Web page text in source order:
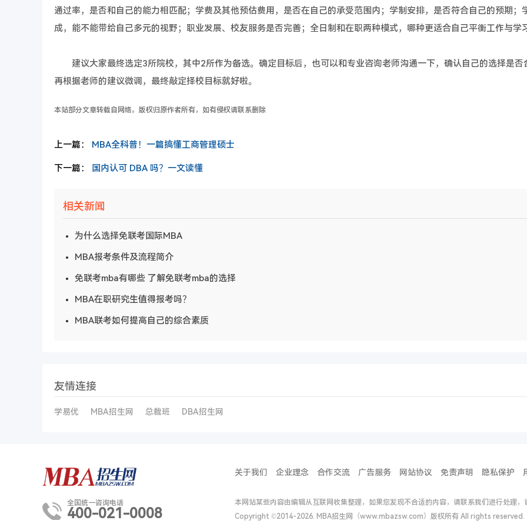
通过率，是否和自己的能力相匹配；学费及其他预估费用，是否在自己的承受范围内；学制安排，是否符合自己的预期；
成，能不能带给自己多元的视野；职业发展、校友服务是否完善；全日制和在职两种模式，哪种更适合自己平衡工作与学
建议大家最终选定3所院校，其中2所作为备选。确定目标后，也可以和专业咨询老师沟通一下，确认自己的选择是否
再根据老师的建议微调，最终敲定择校目标就好啦。
本站部分文章转载自网络。版权归原作者所有，如有侵权请联系删除
上一篇： MBA全科普！一篇搞懂工商管理硕士
下一篇： 国内认可 DBA 吗？一文读懂
相关新闻
为什么选择免联考国际MBA
MBA报考条件及流程简介
免联考mba有哪些 了解免联考mba的选择
MBA在职研究生值得报考吗？
MBA联考如何提高自己的综合素质
友情连接
学易优 MBA招生网 总裁班 DBA招生网
全国统一咨询电话
400-021-0008
关于我们 企业理念 合作交流 广告服务 网站协议 免责声明 隐私保护
本网站某些内容由编辑从互联网收集整理，如果您发现不合适的内容，请联系我们进行处理，
Copyright ©2014-2026. MBA招生网（www.mbazsw.com）版权所有 All rights reserved.